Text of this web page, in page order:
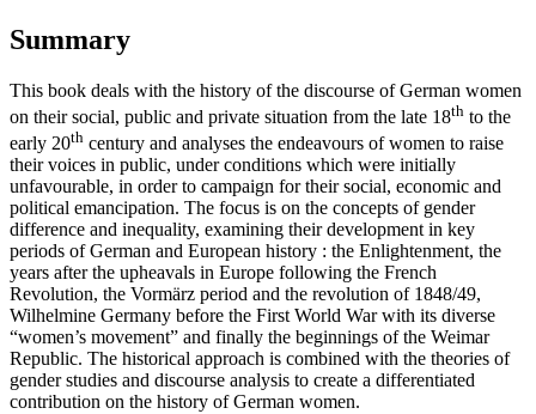
Summary
This book deals with the history of the discourse of German women
on their social, public and private situation from the late 18th to the
early 20th century and analyses the endeavours of women to raise
their voices in public, under conditions which were initially
unfavourable, in order to campaign for their social, economic and
political emancipation. The focus is on the concepts of gender
difference and inequality, examining their development in key
periods of German and European history : the Enlightenment, the
years after the upheavals in Europe following the French
Revolution, the Vormärz period and the revolution of 1848/49,
Wilhelmine Germany before the First World War with its diverse
“women’s movement” and finally the beginnings of the Weimar
Republic. The historical approach is combined with the theories of
gender studies and discourse analysis to create a differentiated
contribution on the history of German women.